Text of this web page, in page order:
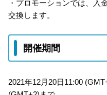
・プロモーションでは、入
交換します。
開催期間
2021年12月20日11:00